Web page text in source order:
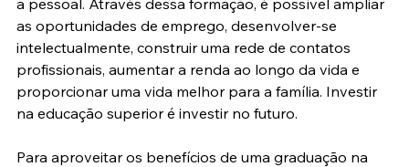
as oportunidades de emprego, desenvolver-se
intelectualmente, construir uma rede de contatos
profissionais, aumentar a renda ao longo da vida e
proporcionar uma vida melhor para a família. Investir
na educação superior é investir no futuro.
Para aproveitar os benefícios de uma graduação na